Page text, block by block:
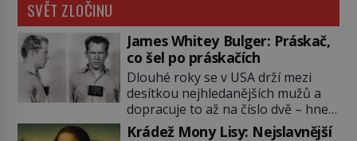
SVĚT ZLOČINU
James Whitey Bulger: Práskač,
co šel po práskačích
Dlouhé roky se v USA drží mezi
desítkou nejhledanějších mužů a
dopracuje to až na číslo dvě – hned
po Usámovi bin Ládinovi (1957–
Krádež Mony Lisy: Nejslavnější